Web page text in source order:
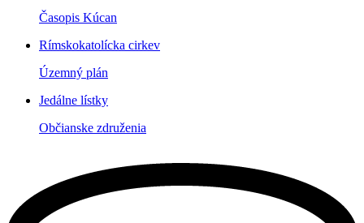
Časopis Kúcan
Rímskokatolícka cirkev
Územný plán
Jedálne lístky
Občianske združenia